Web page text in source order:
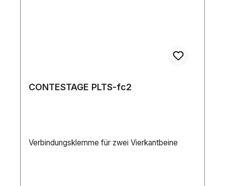
CONTESTAGE PLTS-fc2
Verbindungsklemme für zwei Vierkantbeine